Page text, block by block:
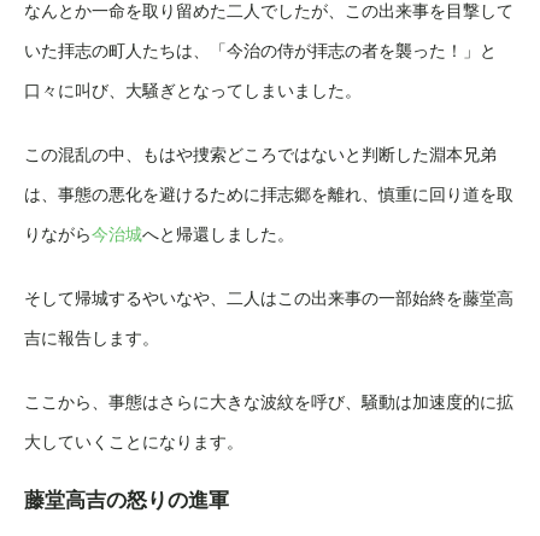
なんとか一命を取り留めた二人でしたが、この出来事を目撃して
いた拝志の町人たちは、「今治の侍が拝志の者を襲った！」と
口々に叫び、大騒ぎとなってしまいました。
この混乱の中、もはや捜索どころではないと判断した淵本兄弟
は、事態の悪化を避けるために拝志郷を離れ、慎重に回り道を取
りながら今治城へと帰還しました。
そして帰城するやいなや、二人はこの出来事の一部始終を藤堂高
吉に報告します。
ここから、事態はさらに大きな波紋を呼び、騒動は加速度的に拡
大していくことになります。
藤堂高吉の怒りの進軍